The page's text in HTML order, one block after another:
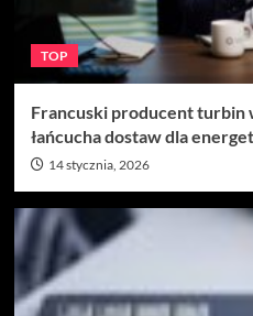
TOP
Francuski producent turbin
łańcucha dostaw dla
14 stycznia, 2026